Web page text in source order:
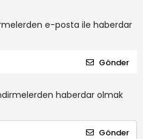
e-posta ile haberdar
Gönder
haberdar olmak
Gönder